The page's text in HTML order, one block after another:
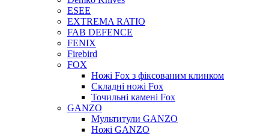
ESEE
EXTREMA RATIO
FAB DEFENCE
FENIX
Firebird
FOX
Ножі Fox з фіксованим клинком
Складні ножі Fox
Точильні камені Fox
GANZO
Мультитули GANZO
Ножі GANZO